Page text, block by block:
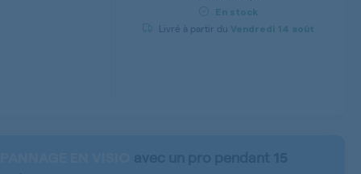
En stock
Livré à partir du Vendredi 14 août